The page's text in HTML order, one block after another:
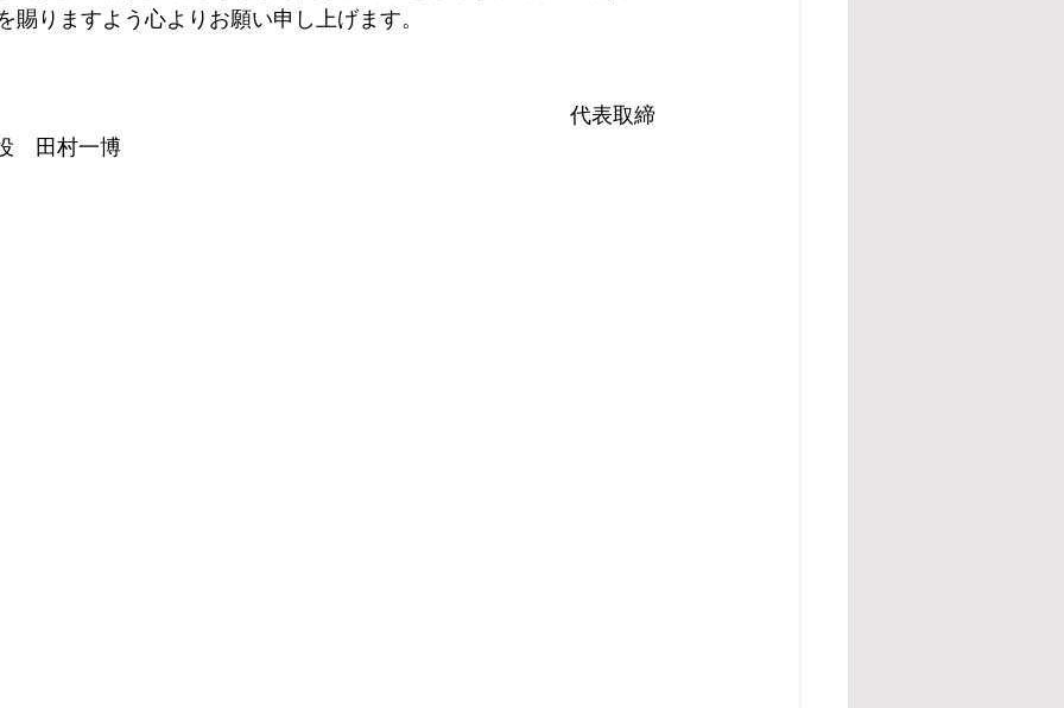
りますよう心よりお願い申し上げます。
表取締
　田村一博